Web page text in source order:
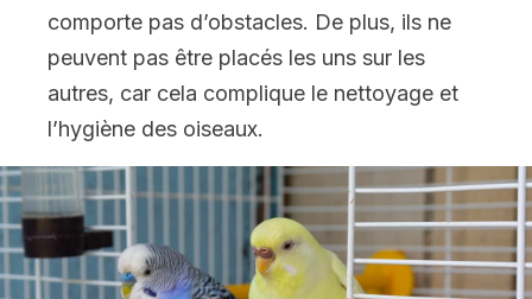
comporte pas d’obstacles. De plus, ils ne
peuvent pas être placés les uns sur les
autres, car cela complique le nettoyage et
l’hygiène des oiseaux.